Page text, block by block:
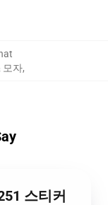
모자,
스티커